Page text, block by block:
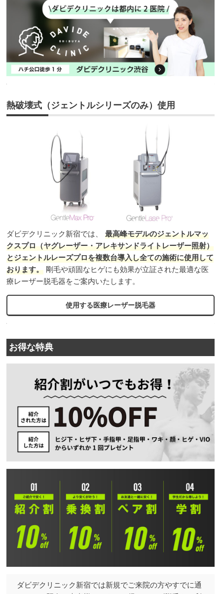
熱破壊式（ジェントルシリーズのみ）使用
ダビデクリニック新宿では、
最高峰モデルのジェントルマッ
クスプロ（ヤグレーザー・アレキサンドライトレーザー照射）
とジェントルレーズプロを複数台導入し全ての施術に使用して
おります。 剛毛や頑固なヒゲにも効果が立証された最適な医
療レーザー脱毛器をご案内いたします。
使用する医療レーザー脱毛器
お得な特典
ダビデクリニック新宿では新規でご来院の方やすでに通